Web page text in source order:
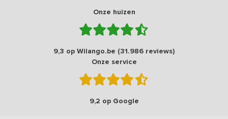
Onze huizen
9,3 op Wilango.be (31.986 reviews)
Onze service
9,2 op Google